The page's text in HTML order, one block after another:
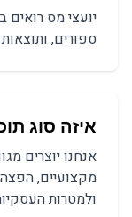
יועצי מס רואים
ספורים, ותוצאות
איזה סוג
אנחנו יוצרים
מקצועיים,
ולמטרות